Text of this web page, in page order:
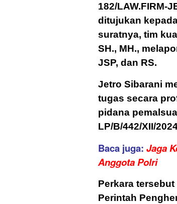
182/LAW.FIRM-
ditujukan
suratnya, tim
SH., MH.,
JSP, dan RS.
Jetro Sibarani
tugas secara
pidana
LP/B/442/XII/
Baca juga: Jaga
Anggota Polri
Perkara
Perintah